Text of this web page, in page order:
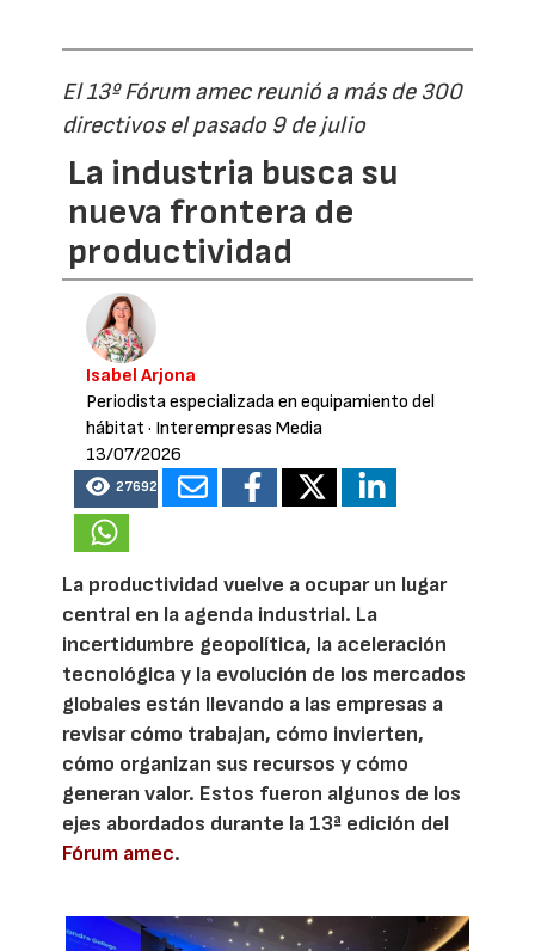
El 13º Fórum amec reunió a más de 300
directivos el pasado 9 de julio
La industria busca su
nueva frontera de
productividad
Isabel Arjona
Periodista especializada en equipamiento del
hábitat · Interempresas Media
13/07/2026
27692
La productividad vuelve a ocupar un lugar
central en la agenda industrial. La
incertidumbre geopolítica, la aceleración
tecnológica y la evolución de los mercados
globales están llevando a las empresas a
revisar cómo trabajan, cómo invierten,
cómo organizan sus recursos y cómo
generan valor. Estos fueron algunos de los
ejes abordados durante la 13ª edición del
Fórum amec.